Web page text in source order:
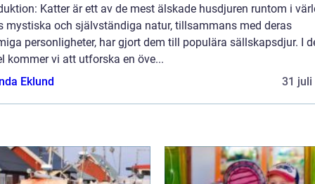
Katter är ett av de mest älskade husdjuren runtom i
mystiska och självständiga natur, tillsammans med deras
personligheter, har gjort dem till populära sällskapsdjur. I
kommer vi att utforska en öve...
Eklund
31 juli